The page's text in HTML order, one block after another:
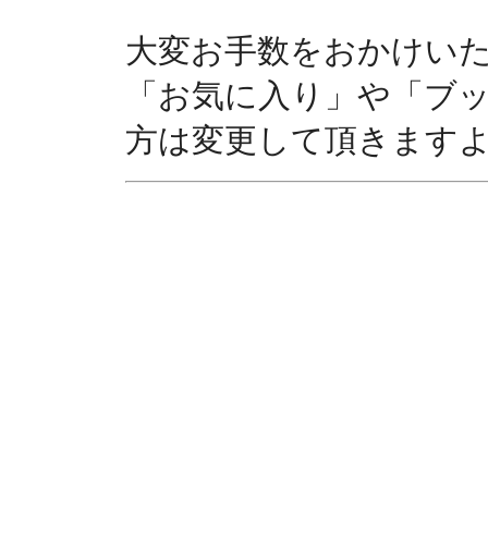
大変お手数をおかけい
「お気に入り」や「ブ
方は変更して頂きます